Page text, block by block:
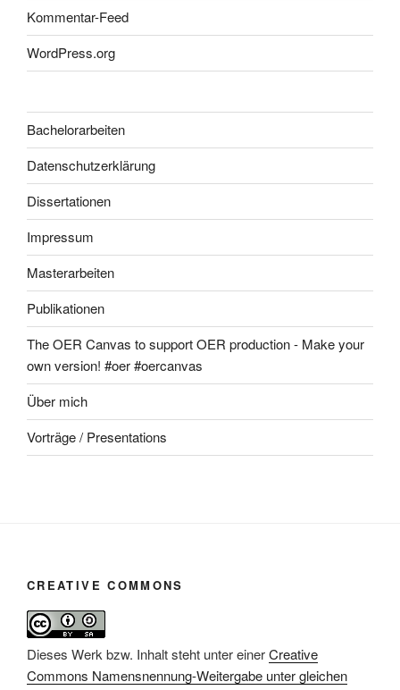
Kommentar-Feed
WordPress.org
Bachelorarbeiten
Datenschutzerklärung
Dissertationen
Impressum
Masterarbeiten
Publikationen
The OER Canvas to support OER production - Make your
own version! #oer #oercanvas
Über mich
Vorträge / Presentations
CREATIVE COMMONS
Dieses Werk bzw. Inhalt steht unter einerCreative
Commons Namensnennung-Weitergabe unter gleichen